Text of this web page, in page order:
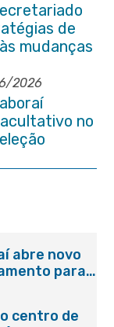
de
mudanças
2026
no
abre novo
para
centro de